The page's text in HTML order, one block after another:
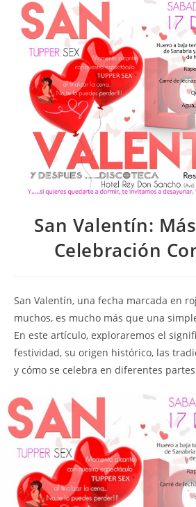
San Valentín:
Celebración
San Valentín, una fecha marcada en
muchos, es mucho más que una
En este artículo, exploraremos el
festividad, su origen histórico, las
y cómo se celebra en diferentes